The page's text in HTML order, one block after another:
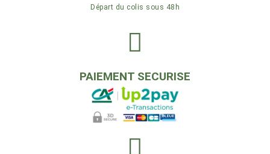
Départ du colis sous 48h
PAIEMENT SECURISE